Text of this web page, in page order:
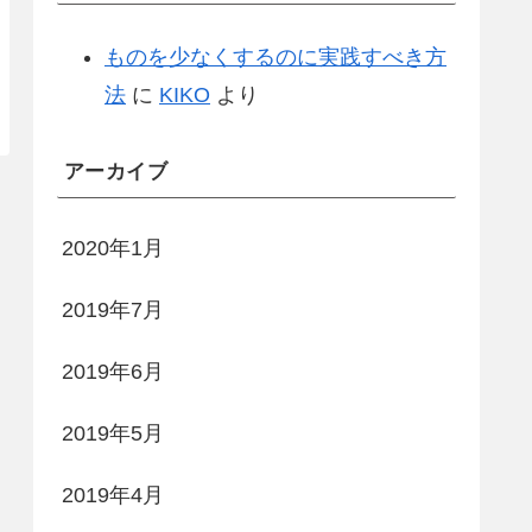
ものを少なくするのに実践すべき方
法 に KIKO より
アーカイブ
2020年1月
2019年7月
2019年6月
2019年5月
2019年4月